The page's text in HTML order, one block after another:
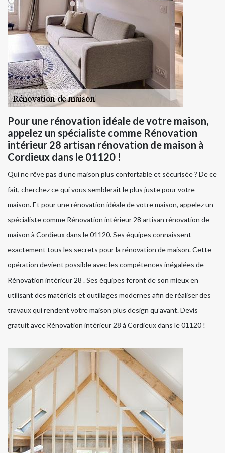
Pour une rénovation idéale de votre maison,
appelez un spécialiste comme Rénovation
intérieur 28 artisan rénovation de maison à
Cordieux dans le 01120 !
Qui ne rêve pas d’une maison plus confortable et sécurisée ? De ce
fait, cherchez ce qui vous semblerait le plus juste pour votre
maison. Et pour une rénovation idéale de votre maison, appelez un
spécialiste comme Rénovation intérieur 28 artisan rénovation de
maison à Cordieux dans le 01120. Ses équipes connaissent
exactement tous les secrets pour la rénovation de maison. Cette
opération devient possible avec les compétences inégalées de
Rénovation intérieur 28 . Ses équipes feront de son mieux en
utilisant des matériels et outillages modernes afin de réaliser des
travaux qui rendent votre maison plus design qu’avant. Devis
gratuit avec Rénovation intérieur 28 à Cordieux dans le 01120 !